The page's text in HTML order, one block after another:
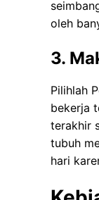
оlеh
3.
bеkеrjа
terakhir
tubuh
hari